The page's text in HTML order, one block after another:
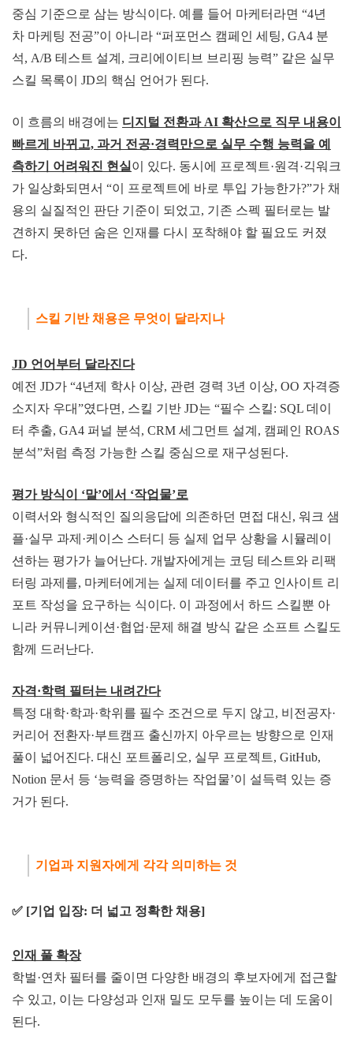
중심 기준으로 삼는 방식이다. 예를 들어 마케터라면 “4년
차 마케팅 전공”이 아니라 “퍼포먼스 캠페인 세팅, GA4 분
석, A/B 테스트 설계, 크리에이티브 브리핑 능력” 같은 실무
스킬 목록이 JD의 핵심 언어가 된다.
이 흐름의 배경에는 디지털 전환과 AI 확산으로 직무 내용이
빠르게 바뀌고, 과거 전공·경력만으로 실무 수행 능력을 예
측하기 어려워진 현실 이 있다. 동시에 프로젝트·원격·긱워크
가 일상화되면서 “이 프로젝트에 바로 투입 가능한가?”가 채
용의 실질적인 판단 기준이 되었고, 기존 스펙 필터로는 발
견하지 못하던 숨은 인재를 다시 포착해야 할 필요도 커졌
다.
스킬 기반 채용은 무엇이 달라지나
JD 언어부터 달라진다
예전 JD가 “4년제 학사 이상, 관련 경력 3년 이상, OO 자격증
소지자 우대”였다면, 스킬 기반 JD는 “필수 스킬: SQL 데이
터 추출, GA4 퍼널 분석, CRM 세그먼트 설계, 캠페인 ROAS
분석”처럼 측정 가능한 스킬 중심으로 재구성된다.
평가 방식이 ‘말’에서 ‘작업물’로
이력서와 형식적인 질의응답에 의존하던 면접 대신, 워크 샘
플·실무 과제·케이스 스터디 등 실제 업무 상황을 시뮬레이
션하는 평가가 늘어난다. 개발자에게는 코딩 테스트와 리팩
터링 과제를, 마케터에게는 실제 데이터를 주고 인사이트 리
포트 작성을 요구하는 식이다. 이 과정에서 하드 스킬뿐 아
니라 커뮤니케이션·협업·문제 해결 방식 같은 소프트 스킬도
함께 드러난다.
자격·학력 필터는 내 려간다
특정 대학·학과·학위를 필수 조건으로 두지 않고, 비전공자·
커리어 전환자·부트캠프 출신까지 아우르는 방향으로 인재
풀이 넓어진다. 대신 포트폴리오, 실무 프로젝트, GitHub,
Notion 문서 등 ‘능력을 증명하는 작업물’이 설득력 있는 증
거가 된다.
기업과 지원자에게 각각 의미하는 것
✅ [기업 입장: 더 넓고 정확한 채용]
인재 풀 확장
학벌·연차 필터를 줄이면 다양한 배경의 후보자에게 접근할
수 있고, 이는 다양성과 인재 밀도 모두를 높이는 데 도움이
된다.